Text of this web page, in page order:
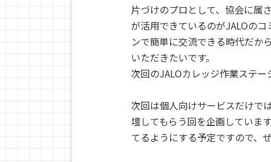
片づけのプロとして、協会に属
が活用できているのがJALOの
ンで簡単に交流できる時代だか
いただきたいです。
次回のJALOカレッジ作業ステー
次回は個人向けサービスだけで
壇してもらう回を企画しています
てるようにする予定ですので、